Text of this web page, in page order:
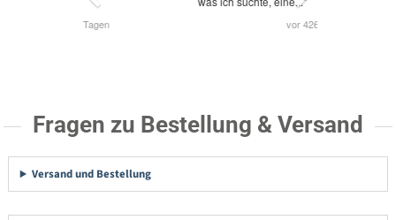
Fragen zu Bestellung & Versand
Versand und Bestellung